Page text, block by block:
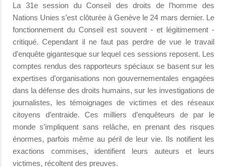
La 31e session du Conseil des droits de l’homme des
Nations Unies s’est clôturée à Genève le 24 mars dernier. Le
fonctionnement du Conseil est souvent - et légitimement -
critiqué. Cependant il ne faut pas perdre de vue le travail
d’enquête gigantesque sur lequel ces sessions reposent. Les
comptes rendus des rapporteurs spéciaux se basent sur les
expertises d’organisations non gouvernementales engagées
dans la défense des droits humains, sur les investigations de
journalistes, les témoignages de victimes et des réseaux
citoyens d’entraide. Ces milliers d’enquêteurs de par le
monde s’impliquent sans relâche, en prenant des risques
énormes, parfois même au péril de leur vie. Ils notifient les
exactions commises, identifient leurs auteurs et leurs
victimes, récoltent des preuves.